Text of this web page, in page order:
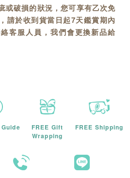
或破損的狀況，您可享有乙次免
請於收到貨當日起7天鑑賞期內
絡客服人員，我們會更換新品給
FREE Gift
Wrapping
FREE Shipping